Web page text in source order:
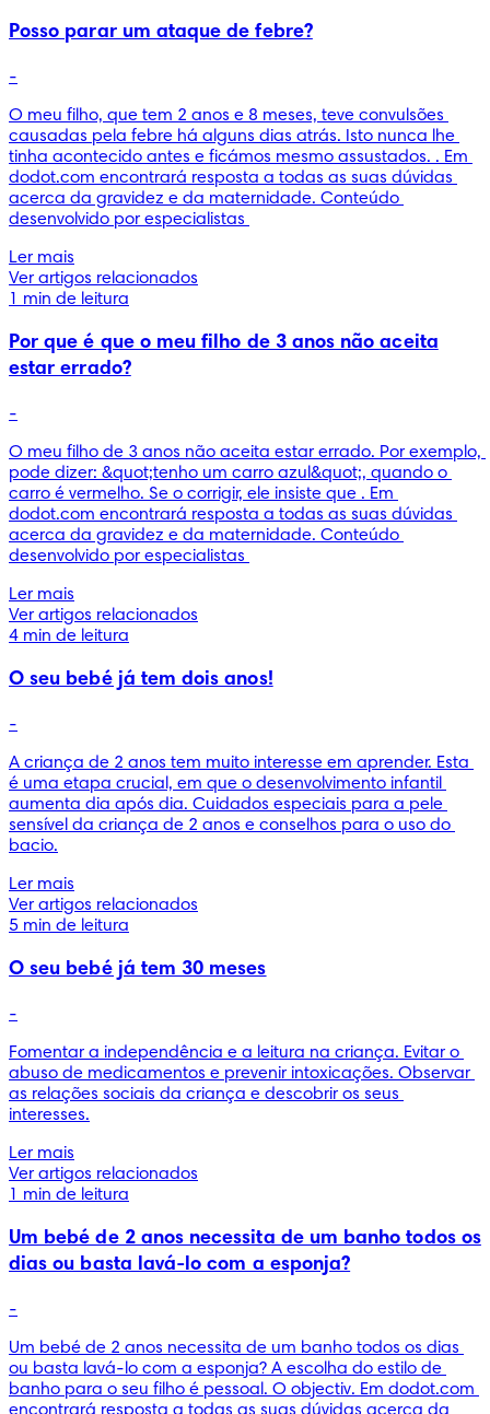
Posso parar um ataque de febre?
-
O meu filho, que tem 2 anos e 8 meses, teve convulsões
causadas pela febre há alguns dias atrás. Isto nunca lhe
tinha acontecido antes e ficámos mesmo assustados. . Em
dodot.com encontrará resposta a todas as suas dúvidas
acerca da gravidez e da maternidade. Conteúdo
desenvolvido por especialistas
Ler mais
Ver artigos relacionados
1 min de leitura
Por que é que o meu filho de 3 anos não aceita
estar errado?
-
O meu filho de 3 anos não aceita estar errado. Por exemplo,
pode dizer: &quot;tenho um carro azul&quot;, quando o
carro é vermelho. Se o corrigir, ele insiste que . Em
dodot.com encontrará resposta a todas as suas dúvidas
acerca da gravidez e da maternidade. Conteúdo
desenvolvido por especialistas
Ler mais
Ver artigos relacionados
4 min de leitura
O seu bebé já tem dois anos!
-
A criança de 2 anos tem muito interesse em aprender. Esta
é uma etapa crucial, em que o desenvolvimento infantil
aumenta dia após dia. Cuidados especiais para a pele
sensível da criança de 2 anos e conselhos para o uso do
bacio.
Ler mais
Ver artigos relacionados
5 min de leitura
O seu bebé já tem 30 meses
-
Fomentar a independência e a leitura na criança. Evitar o
abuso de medicamentos e prevenir intoxicações. Observar
as relações sociais da criança e descobrir os seus
interesses.
Ler mais
Ver artigos relacionados
1 min de leitura
Um bebé de 2 anos necessita de um banho todos os
dias ou basta lavá-lo com a esponja?
-
Um bebé de 2 anos necessita de um banho todos os dias
ou basta lavá-lo com a esponja? A escolha do estilo de
banho para o seu filho é pessoal. O objectiv. Em dodot.com